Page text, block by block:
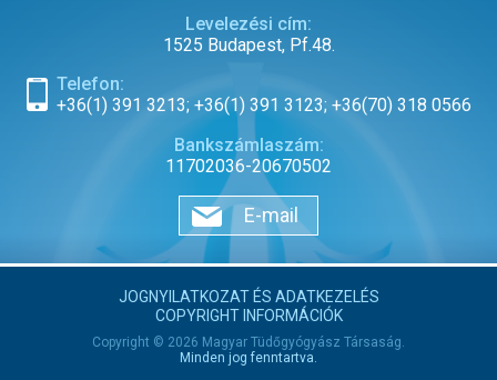
Levelezési cím:
1525 Budapest, Pf.48.
Telefon:
+36(1) 391 3213; +36(1) 391 3123; +36(70) 318 0566
Bankszámlaszám:
11702036-20670502
E-mail
JOGNYILATKOZAT ÉS ADATKEZELÉS
COPYRIGHT INFORMÁCIÓK
Copyright © 2026 Magyar Tüdőgyógyász Társaság.
Minden jog fenntartva.